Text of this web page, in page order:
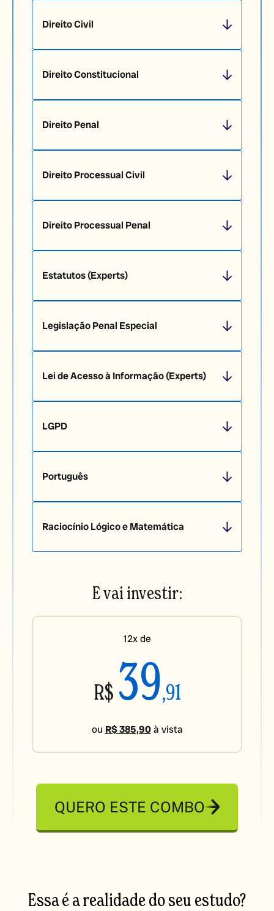
Direito Civil
Direito Constitucional
Direito Penal
Direito Processual Civil
Direito Processual Penal
Estatutos (Experts)
Legislação Penal Especial
Lei de Acesso à Informação (Experts)
LGPD
Português
Raciocínio Lógico e Matemática
E vai investir:
12x de
R$ 39,91
ou R$ 385,90à vista
QUERO ESTE COMBO
Essa é a realidade do seu estudo?